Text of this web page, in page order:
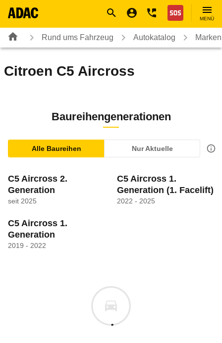
Nothilfe
MENÜ
Rund ums Fahrzeug Autokatalog
Citroen C5 Aircross
Baureihengenerationen
Alle Baureihen Nur Aktuelle
C5 Aircross 2.
Generation
seit 2025
C5 Aircross 1.
Generation (1. Facelift)
2022 - 2025
C5 Aircross 1.
Generation
2019 - 2022